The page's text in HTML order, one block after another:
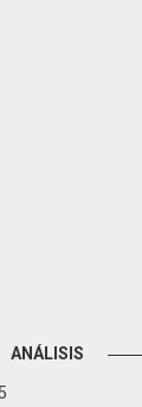
ANÁLISIS